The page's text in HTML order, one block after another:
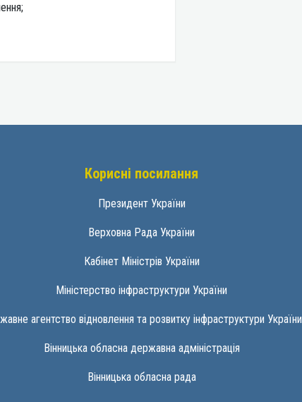
Корисні посилання
Президент України
Верховна Рада України
Кабінет Міністрів України
Міністерство інфраструктури України
агентство відновлення та розвитку інфраструктури України
Вінницька обласна державна адміністрація
Вінницька обласна рада